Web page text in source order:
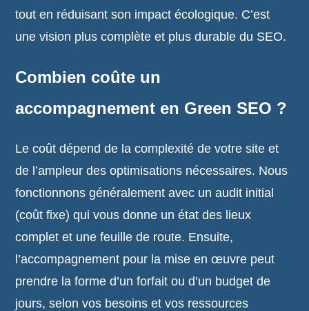
tout en réduisant son impact écologique. C’est
une vision plus complète et plus durable du SEO.
Combien coûte un
accompagnement en Green SEO ?
Le coût dépend de la complexité de votre site et
de l’ampleur des optimisations nécessaires. Nous
fonctionnons généralement avec un audit initial
(coût fixe) qui vous donne un état des lieux
complet et une feuille de route. Ensuite,
l’accompagnement pour la mise en œuvre peut
prendre la forme d’un forfait ou d’un budget de
jours, selon vos besoins et vos ressources